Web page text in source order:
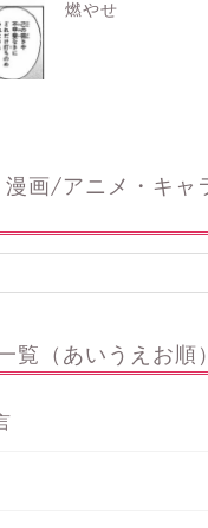
燃やせ
覧（あいうえお順）